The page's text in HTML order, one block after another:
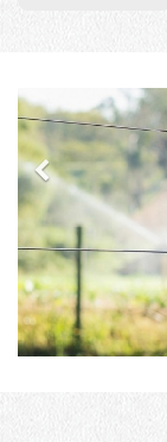
Previous